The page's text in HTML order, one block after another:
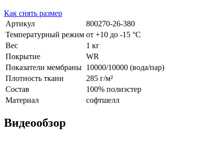
Как снять размер
Артикул
800270-26-380
Температурный режим от +10 до -15 °С
Вес
1 кг
Покрытие
WR
Показатели мембраны 10000/10000 (вода/пар)
Плотность ткани
285 г/м²
Состав
100% полиэстер
Материал
софтшелл
Видеообзор